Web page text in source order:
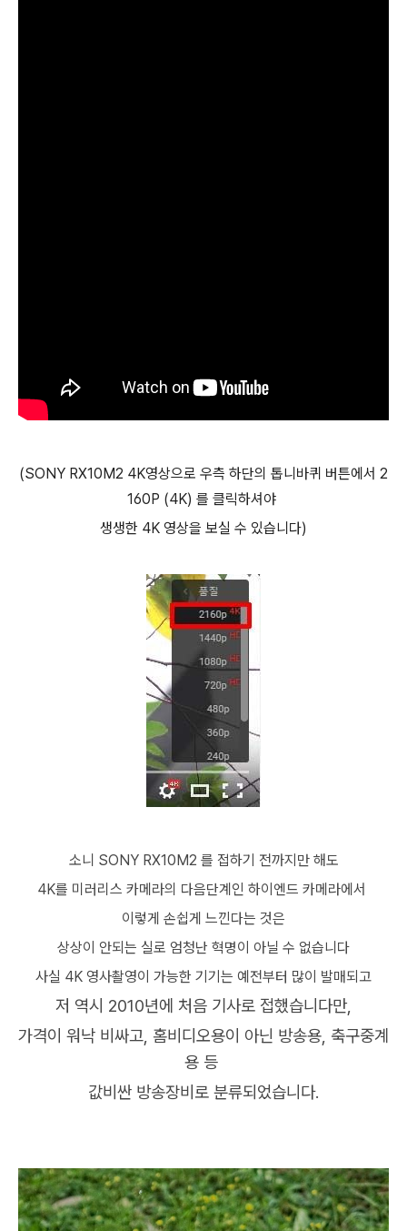
(SONY RX10M2 4K영상으로 우측 하단의 톱니바퀴 버튼에서 2
160P (4K) 를 클릭하셔야
생생한 4K 영상을 보실 수 있습니다)
소니 SONY RX10M2 를 접하기 전까지만 해도
4K를 미러리스 카메라의 다음단계인 하이엔드 카메라에서
이렇게 손쉽게 느낀다는 것은
상상이 안되는 실로 엄청난 혁명이 아닐 수 없습니다
사실 4K 영사촬영이 가능한 기기는 예전부터 많이 발매되고
저 역시 2010년에 처음 기사로 접했습니다만,
가격이 워낙 비싸고, 홈비디오용이 아닌 방송용, 축구중계
용 등
값비싼 방송장비로 분류되었습니다.